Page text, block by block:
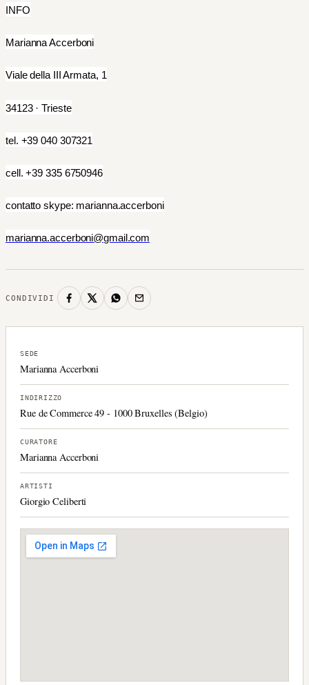
INFO
Marianna Accerboni
Viale della III Armata, 1
34123 · Trieste
tel. +39 040 307321
cell. +39 335 6750946
contatto skype: marianna.accerboni
marianna.accerboni@gmail.com
CONDIVIDI
SEDE
Marianna Accerboni
INDIRIZZO
Rue de Commerce 49 - 1000 Bruxelles (Belgio)
CURATORE
Marianna Accerboni
ARTISTI
Giorgio Celiberti